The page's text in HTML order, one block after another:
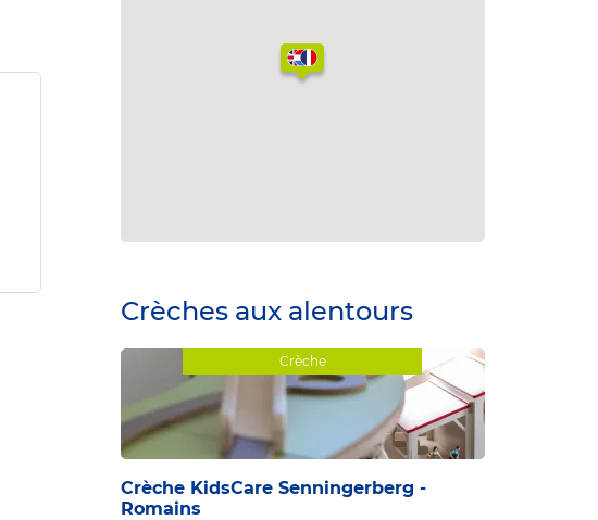
Crèches aux alentours
Crèche
Crèche KidsCare Senningerberg -
Romains